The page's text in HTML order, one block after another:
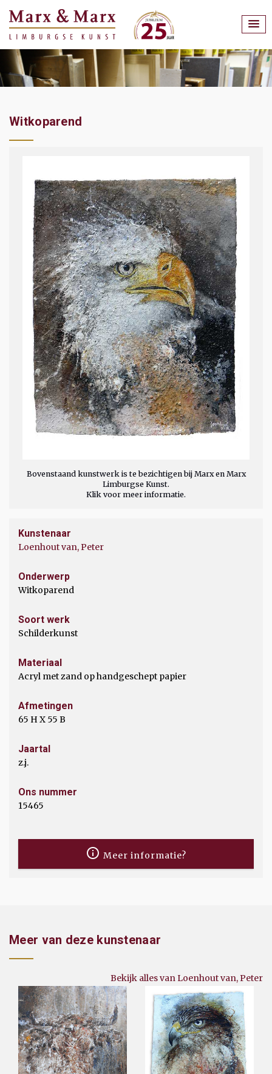
Witkoparend
Bovenstaand kunstwerk is te bezichtigen bij Marx en Marx
Limburgse Kunst.
Klik voor meer informatie.
Kunstenaar
Loenhout van, Peter
Onderwerp
Witkoparend
Soort werk
Schilderkunst
Materiaal
Acryl met zand op handgeschept papier
Afmetingen
65 H X 55 B
Jaartal
z.j.
Ons nummer
15465
Meer informatie?
Meer van deze kunstenaar
Bekijk alles van Loenhout van, Peter